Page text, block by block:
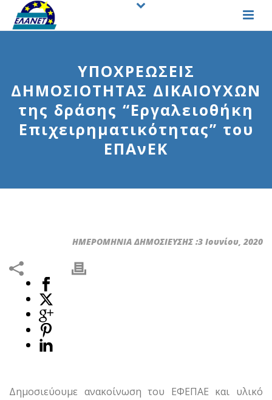
ΥΠΟΧΡΕΩΣΕΙΣ
ΔΗΜΟΣΙΟΤΗΤΑΣ ΔΙΚΑΙΟΥΧΩΝ
της δράσης “Εργαλειοθήκη
Επιχειρηματικότητας” του
ΕΠΑνΕΚ
ΗΜΕΡΟΜΗΝΙΑ ΔΗΜΟΣΙΕΥΣΗΣ :3 Ιουνίου, 2020
Δημοσιεύουμε ανακοίνωση του ΕΦΕΠΑΕ και υλικό